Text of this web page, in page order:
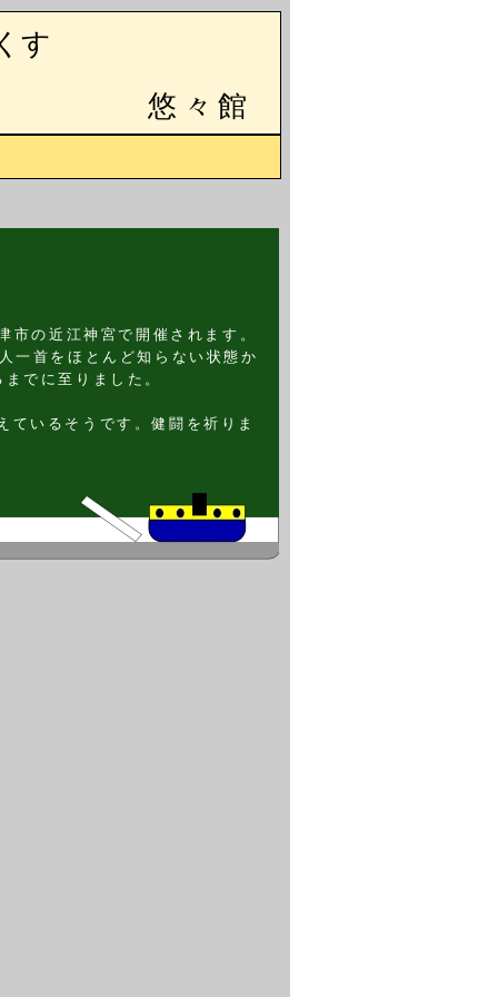
す
悠々館
の近江神宮で開催されます。
一首をほとんど知らない状態か
でに至りました。
いるそうです。健闘を祈りま